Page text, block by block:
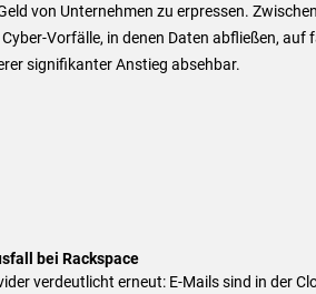
von Unternehmen zu erpressen. Zwischen
Vorfälle, in denen Daten abfließen, auf
signifikanter Anstieg absehbar.
bei Rackspace
verdeutlicht erneut: E-Mails sind in der